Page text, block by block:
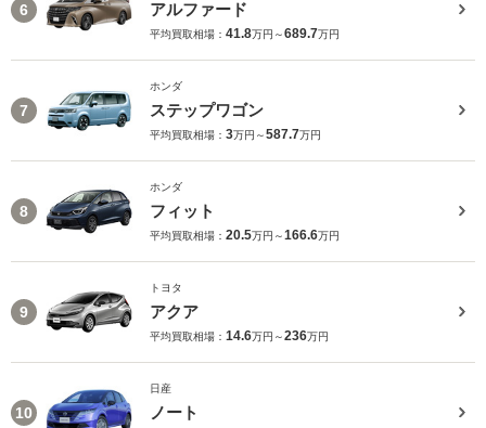
6 アルファード
平均買取相場： 41.8万円～689.7万円
7
ホンダ
ステップワゴン
平均買取相場： 3万円～587.7万円
8
ホンダ
フィット
平均買取相場： 20.5万円～166.6万円
9
トヨタ
アクア
平均買取相場： 14.6万円～236万円
10
日産
ノート